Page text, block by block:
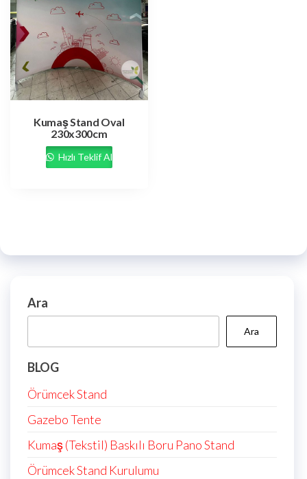
Kumaş Stand Oval
230x300cm
Hızlı Teklif Al
Ara
Ara
BLOG
Örümcek Stand
Gazebo Tente
Kumaş (Tekstil) Baskılı Boru Pano Stand
Örümcek Stand Kurulumu